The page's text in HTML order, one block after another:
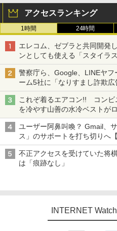
アクセスランキング
1時間 24時間
エレコム、ゼブラと共同開発
ンとしても使える「スタイラ
も、持ち替えずに書き込める
警察庁ら、Google、LINEヤ
ーム5社に「なりすまし詐欺
真や映像を使った投資詐欺な
これぞ着るエアコン!! コンビ
を冷やす山善の水冷ベストが
ち・ざ・ろーど！その14】【
ユーザー阿鼻叫喚？ Gmail、
ス」のサポートを打ち切りへ
不正アクセスを受けていた将
は「痕跡なし」
INTERNET